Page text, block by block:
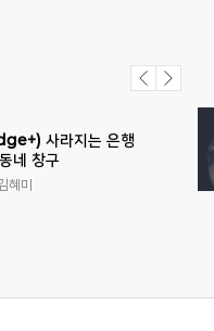
사라지는 은행
네 창구
혜미